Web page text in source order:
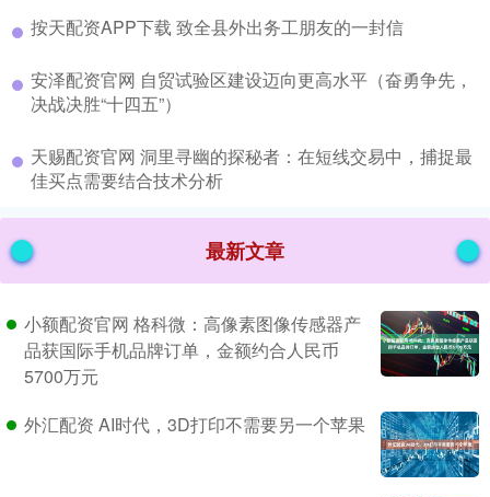
​按天配资APP下载 致全县外出务工朋友的一封信
​安泽配资官网 自贸试验区建设迈向更高水平（奋勇争先，
决战决胜“十四五”）
​天赐配资官网 洞里寻幽的探秘者：在短线交易中，捕捉最
佳买点需要结合技术分析
最新文章
小额配资官网 格科微：高像素图像传感器产
品获国际手机品牌订单，金额约合人民币
5700万元
外汇配资 AI时代，3D打印不需要另一个苹果